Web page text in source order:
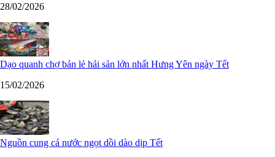
28/02/2026
Dạo quanh chợ bán lẻ hải sản lớn nhất Hưng Yên ngày Tết
15/02/2026
Nguồn cung cá nước ngọt dồi dào dịp Tết